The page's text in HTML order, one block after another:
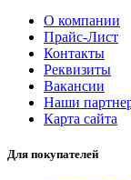
О компании
Прайс-Лист
Контакты
Реквизиты
Вакансии
Наши
Карта сайта
Для покупателей